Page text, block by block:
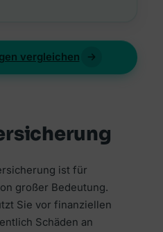
vergleichen
ist für
großer Bedeutung.
Sie vor finanziellen
Schäden an